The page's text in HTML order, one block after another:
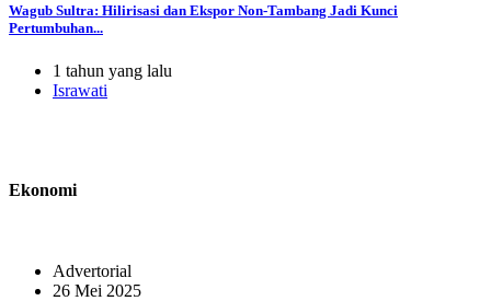
Wagub Sultra: Hilirisasi dan Ekspor Non-Tambang Jadi Kunci
Pertumbuhan...
1 tahun yang lalu
Israwati
Ekonomi
Advertorial
26 Mei 2025